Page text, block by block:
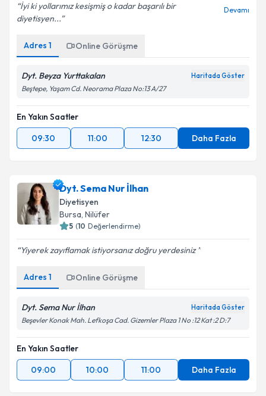
İyi ki yollarımız kesişmiş o kadar başarılı bir
diyetisyen...
Devamı
Adres 1 Online Görüşme
Dyt. Beyza Yurttakalan Haritada Göster
Beştepe, Yaşam Cd. Neorama Plaza No:13 A/27
En Yakın Saatler
09:30
11:00 12:30 Daha Fazla
Dyt. Sema Nur İlhan
Diyetisyen
Bursa, Nilüfer
5 (10 Değerlendirme)
Yiyerek zayıflamak istiyorsanız doğru yerdesiniz
Adres 1 Online Görüşme
Dyt. Sema Nur İlhan Haritada Göster
Beşevler Konak Mah. Lefkoşa Cad. Gizemler Plaza 1 No :12 Kat :2 D:7
En Yakın Saatler
09:00
10:00 11:00 Daha Fazla